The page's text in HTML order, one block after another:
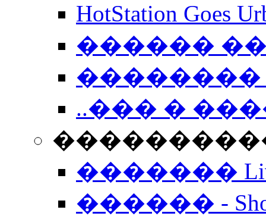
HotStation
������
��������
..��� �
����������
�������
������ -